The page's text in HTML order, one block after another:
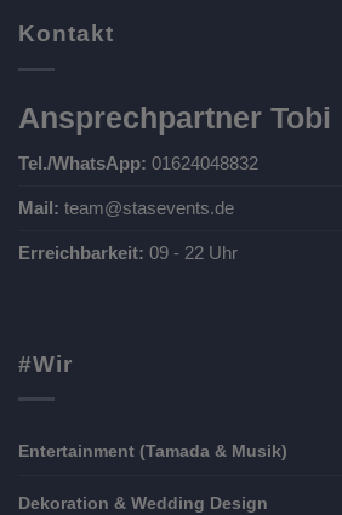
Kontakt
Ansprechpartner Tobi
Tel./WhatsApp: 01624048832
Mail: team@stasevents.de
Erreichbarkeit: 09 - 22 Uhr
#Wir
Entertainment (Tamada & Musik)
Dekoration & Wedding Design